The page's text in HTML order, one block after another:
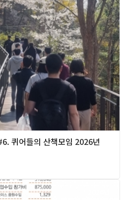
퀴어들의 산책모임 2026년